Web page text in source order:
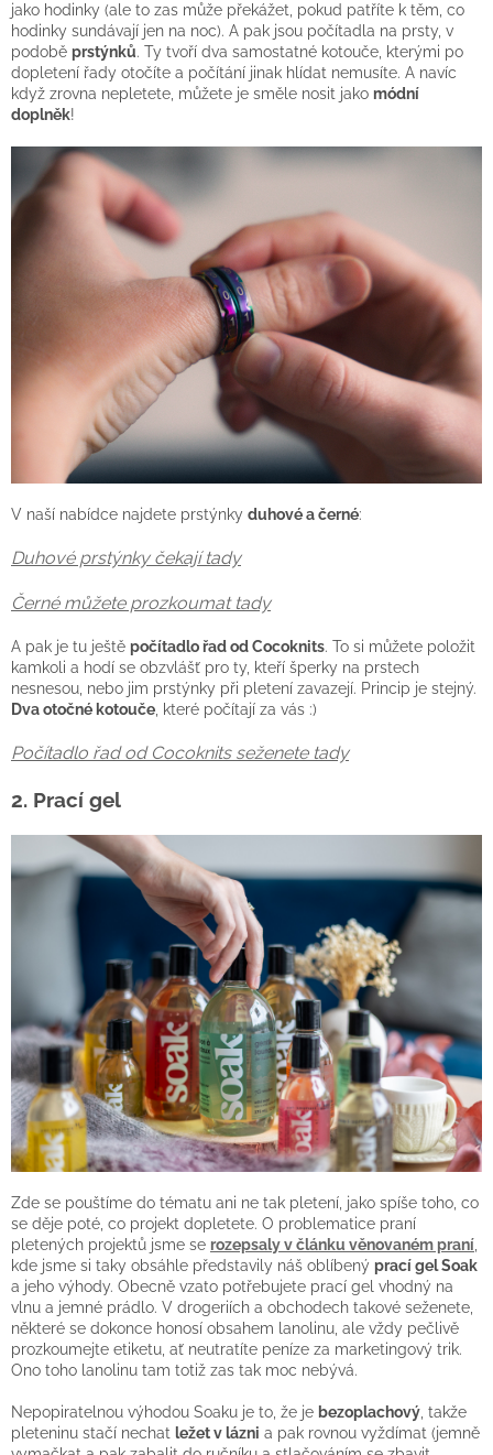
jako hodinky (ale to zas může překážet, pokud patříte k těm, co
hodinky sundávají jen na noc). A pak jsou počítadla na prsty, v
podobě prstýnků. Ty tvoří dva samostatné kotouče, kterými po
dopletení řady otočíte a počítání jinak hlídat nemusíte. A navíc
když zrovna nepletete, můžete je směle nosit jako módní
doplněk!
V naší nabídce najdete prstýnky duhové a černé:
Duhové prstýnky čekají tady
Černé můžete prozkoumat tady
A pak je tu ještě počítadlo řad od Cocoknits. To si můžete položit
kamkoli a hodí se obzvlášť pro ty, kteří šperky na prstech
nesnesou, nebo jim prstýnky při pletení zavazejí. Princip je stejný.
Dva otočné kotouče , které počítají za vás :)
Počítadlo řad od Cocoknits seženete tady
2. Prací gel
Zde se pouštíme do tématu ani ne tak pletení, jako spíše toho, co
se děje poté, co projekt dopletete. O problematice praní
pletených projektů jsme se rozepsaly v článku věnovaném praní
kde jsme si taky obsáhle představily náš oblíbený prací gel Soak
a jeho výhody. Obecně vzato potřebujete prací gel vhodný na
vlnu a jemné prádlo. V drogeriích a obchodech takové seženete,
některé se dokonce honosí obsahem lanolinu, ale vždy pečlivě
prozkoumejte etiketu, ať neutratíte peníze za marketingový trik.
Ono toho lanolinu tam totiž zas tak moc nebývá.
Nepopiratelnou výhodou Soaku je to, že je bezoplachový , takže
pleteninu stačí nechat ležet v lázni a pak rovnou vyždímat (jemně